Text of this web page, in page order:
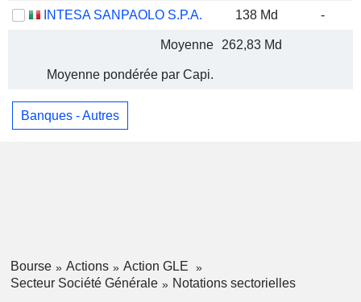
INTESA SANPAOLO S.P.A. 138 Md -
Moyenne 262,83 Md
Moyenne pondérée par Capi.
Banques - Autres
Bourse Actions
Action GLE
Secteur Société Générale
Notations sectorielles